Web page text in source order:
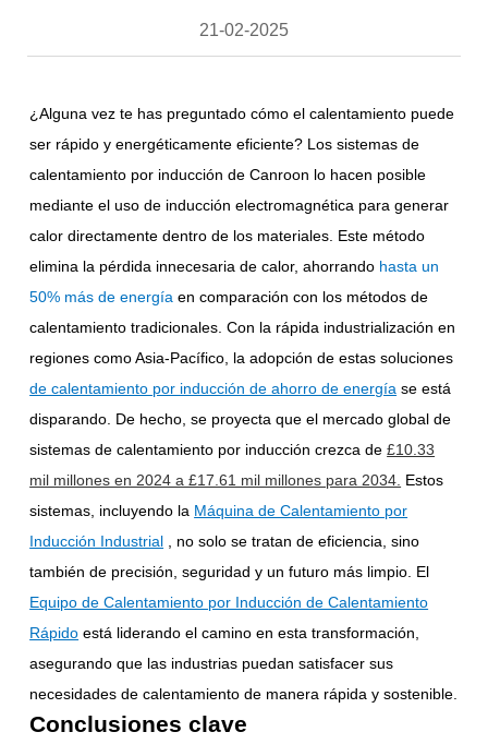
21-02-2025
¿Alguna vez te has preguntado cómo el calentamiento puede
ser rápido y energéticamente eficiente? Los sistemas de
calentamiento por inducción de Canroon lo hacen posible
mediante el uso de inducción electromagnética para generar
calor directamente dentro de los materiales. Este método
elimina la pérdida innecesaria de calor, ahorrando hasta un
50% más de energía en comparación con los métodos de
calentamiento tradicionales. Con la rápida industrialización en
regiones como Asia-Pacífico, la adopción de estas soluciones
de calentamiento por inducción de ahorro de energía se está
disparando. De hecho, se proyecta que el mercado global de
sistemas de calentamiento por inducción crezca de £10.33
mil millones en 2024 a £17.61 mil millones para 2034. Estos
sistemas, incluyendo la Máquina de Calentamiento por
Inducción Industrial
, no solo se tratan de eficiencia, sino
también de precisión, seguridad y un futuro más limpio. El
Equipo de Calentamiento por Inducción de Calentamiento
Rápido está liderando el camino en esta transformación,
asegurando que las industrias puedan satisfacer sus
necesidades de calentamiento de manera rápida y sostenible.
Conclusiones clave